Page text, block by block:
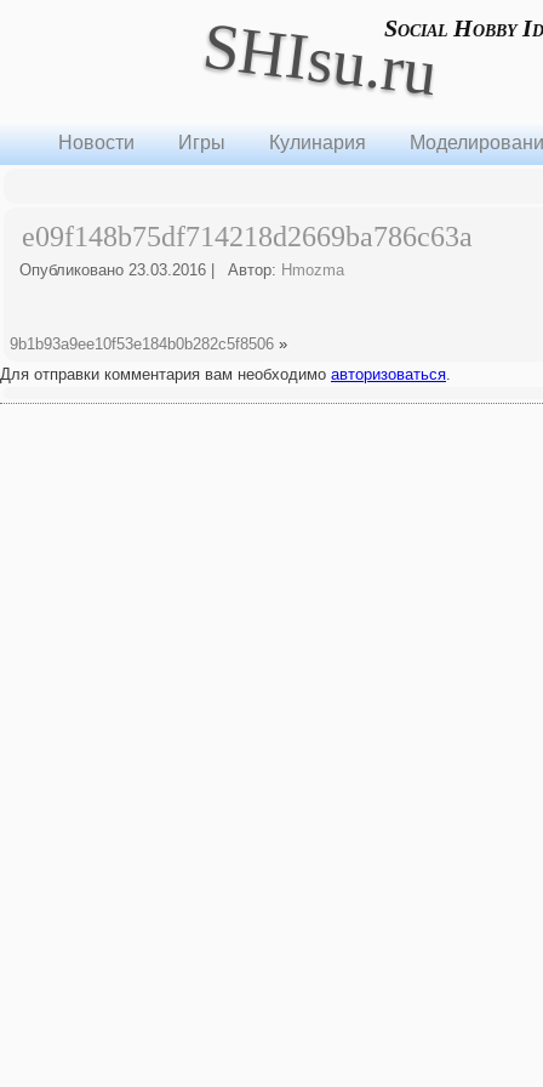
SHIsu.ruSocial Hobby
Новости Игры Кулинария
e09f148b75df714218d2669ba786c63a
Опубликовано 23.03.2016 Автор: Hmozma
9b1b93a9ee10f53e184b0b282c5f8506 »
Для отправки комментария вам необходимо авторизоваться.